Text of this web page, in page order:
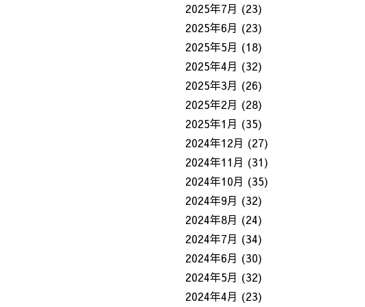
2025年7月 (23)
2025年6月 (23)
2025年5月 (18)
2025年4月 (32)
2025年3月 (26)
2025年2月 (28)
2025年1月 (35)
2024年12月 (27)
2024年11月 (31)
2024年10月 (35)
2024年9月 (32)
2024年8月 (24)
2024年7月 (34)
2024年6月 (30)
2024年5月 (32)
2024年4月 (23)